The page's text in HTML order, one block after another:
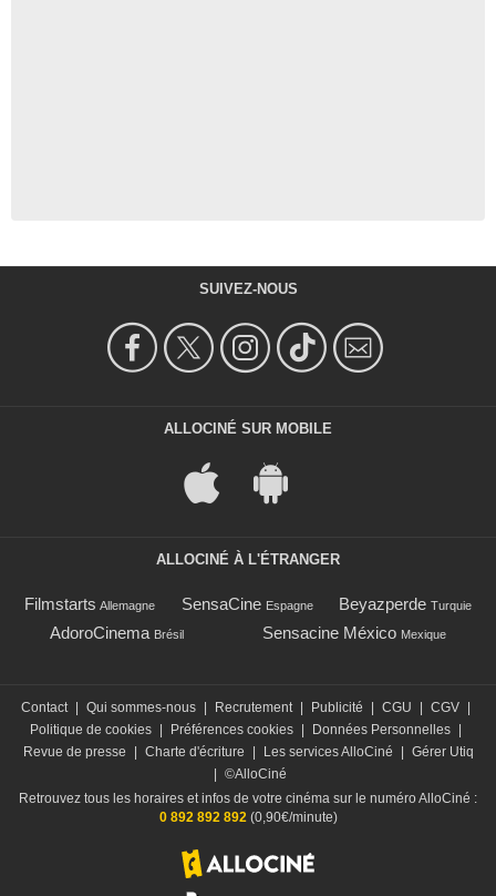
SUIVEZ-NOUS
ALLOCINÉ SUR MOBILE
ALLOCINÉ À L'ÉTRANGER
Filmstarts Allemagne SensaCine Espagne Beyazperde Turquie
AdoroCinema Brésil Sensacine México Mexique
Contact Qui sommes-nous Recrutement Publicité CGU CGV
Politique de cookies
Préférences cookies Données Personnelles
Revue de presse
Charte d'écriture Les services AlloCiné
Gérer Utiq
©AlloCiné
Retrouvez tous les horaires et infos de votre cinéma sur le numéro AlloCiné :
0 892 892 892(0,90€/minute)